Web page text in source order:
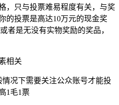
，只与投票难易程度有关，与奖
的投票是高达10万元的现金奖
者是无没有实物奖励的奖品，
相关
况下需要关注公众账号才能投
1毛1票